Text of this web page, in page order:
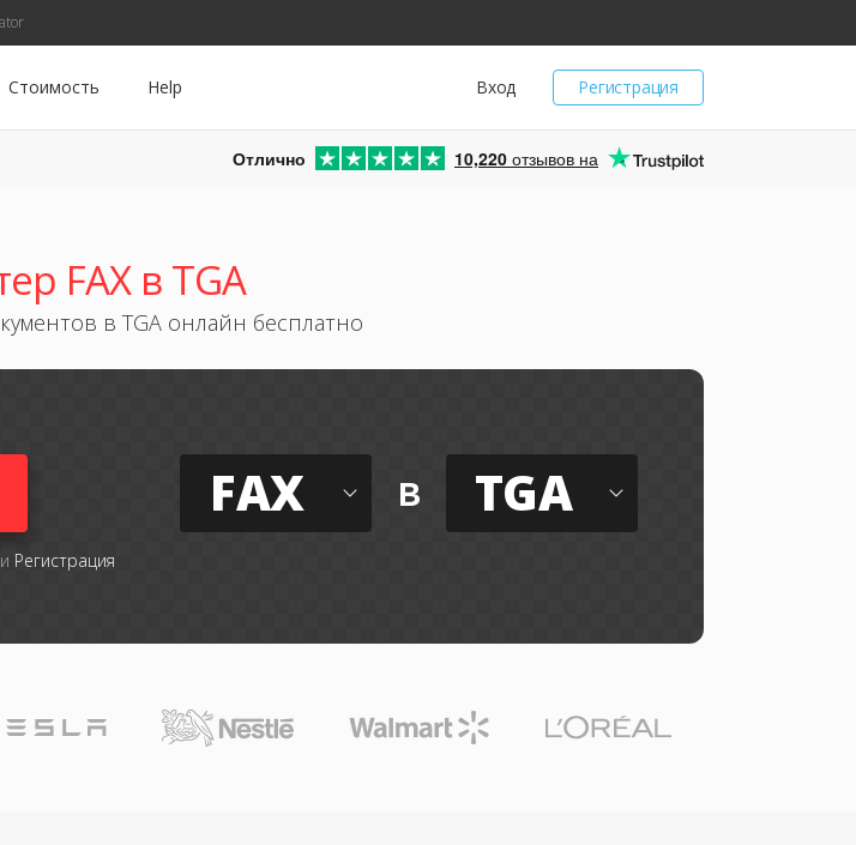
Регистрация
Вход
Стоимость Help
Отлично 10,220 отзывов на
FAX в TGA
в TGA онлайн бесплатно
Регистрация
FAX в TGA